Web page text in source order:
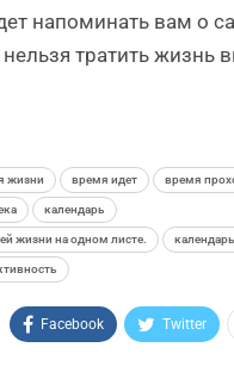
напоминать вам о
тратить жизнь
жизни время идет время
календарь
жизни на одном листе.
Facebook Twitter